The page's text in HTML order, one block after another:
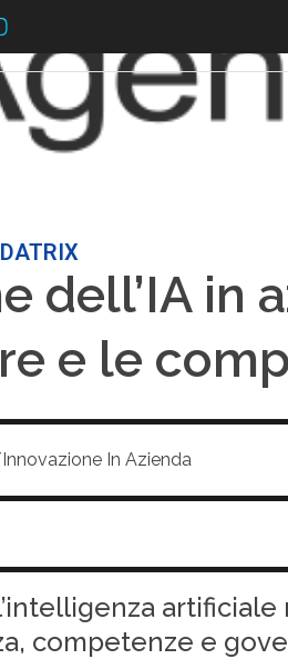
dell’IA in
e le
In Azienda
competenze e